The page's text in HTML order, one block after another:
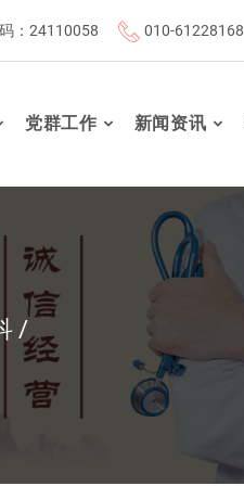
北京航天总医院联体成员单位
：24110058 010-61228168
党群工作 新闻资讯